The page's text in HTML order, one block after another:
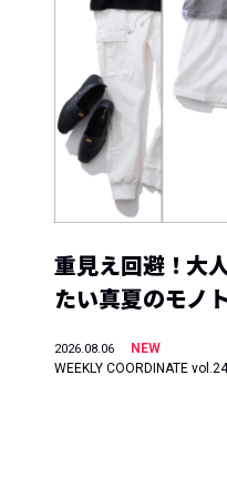
重見え回避！大
たい真夏のモノ
2026.08.06
NEW
WEEKLY COORDINATE